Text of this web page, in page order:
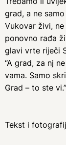
grad, a ne
Vukovar živi,
ponovno rađa
glavi vrte riječi
“A grad, za nj
vama. Samo
Grad – to ste vi.”
Tekst i